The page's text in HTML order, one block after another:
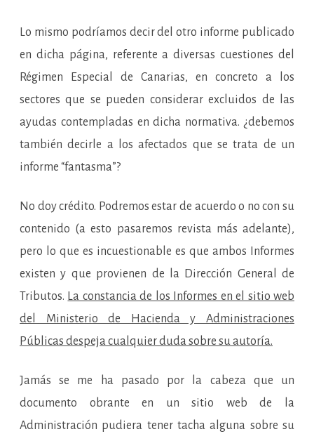
Lo mismo podríamos decir del otro informe publicado
en dicha página, referente a diversas cuestiones del
Régimen Especial de Canarias, en concreto a los
sectores que se pueden considerar excluidos de las
ayudas contempladas en dicha normativa. ¿debemos
también decirle a los afectados que se trata de un
informe “fantasma”?
No doy crédito. Podremos estar de acuerdo o no con su
contenido (a esto pasaremos revista más adelante),
pero lo que es incuestionable es que ambos Informes
existen y que provienen de la Dirección General de
Tributos. La constancia de los Informes en el sitio web
del Ministerio de Hacienda y Administraciones
Públicas despeja cualquier duda sobre su autoría.
Jamás se me ha pasado por la cabeza que un
documento obrante en un sitio web de la
Administración pudiera tener tacha alguna sobre su